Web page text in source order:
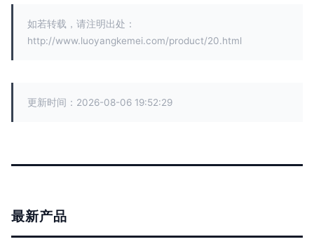
如若转载，请注明出处：
http://www.luoyangkemei.com/product/20.html
更新时间：2026-08-06 19:52:29
最新产品